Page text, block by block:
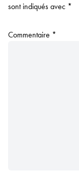
sont indiqués avec *
Commentaire *